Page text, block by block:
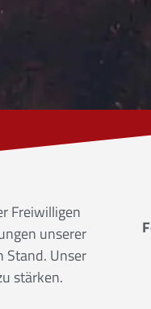
Freiwilligen
unserer
Stand. Unser
stärken.